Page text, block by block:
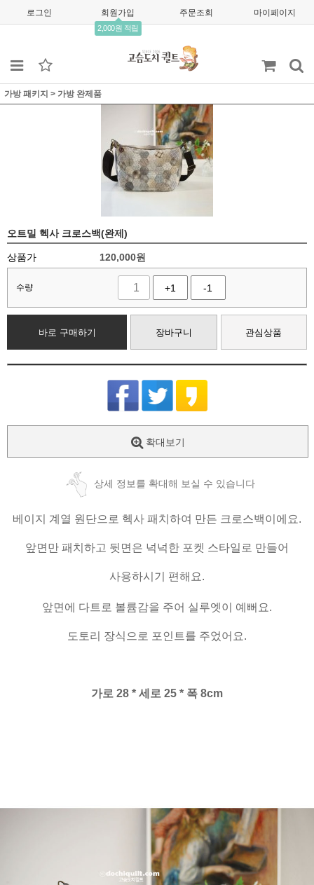
로그인 회원가입
2,000원 적립
주문조회 마이페이지
가방 패키지 > 가방 완제품
오트밀 헥사 크로스백(완제)
상품가 120,000원
수량 +1 -1
바로 구매하기 장바구니 관심상품
확대보기
상세 정보를 확대해 보실 수 있습니다
베이지 계열 원단으로 헥사 패치하여 만든 크로스백이에요.
앞면만 패치하고 뒷면은 넉넉한 포켓 스타일로 만들어
사용하시기 편해요.
앞면에 다트로 볼륨감을 주어 실루엣이 예뻐요.
도토리 장식으로 포인트를 주었어요.
가로 28 * 세로 25 * 폭 8cm